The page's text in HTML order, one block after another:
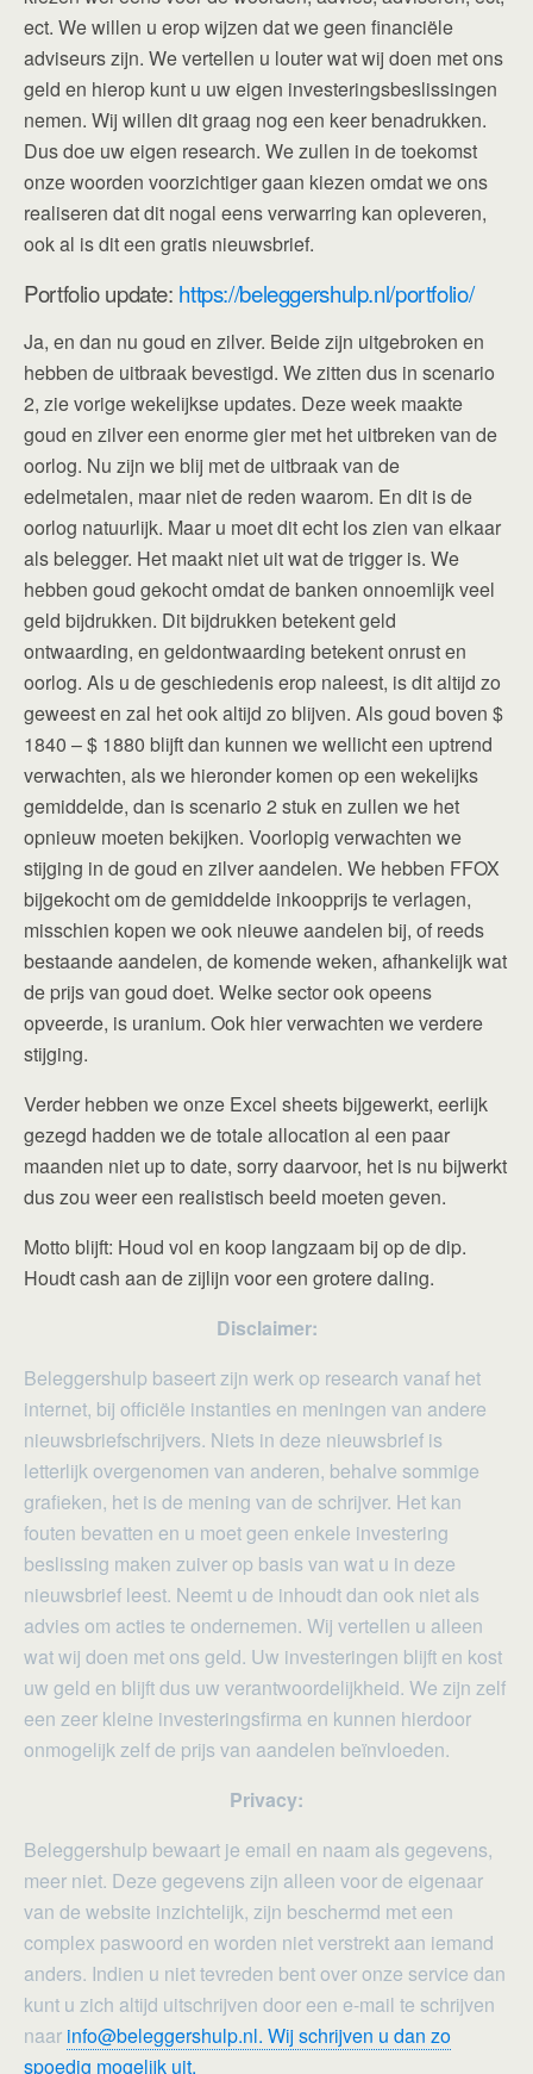
ect. We willen u erop wijzen dat we geen financiële
adviseurs zijn. We vertellen u louter wat wij doen met ons
geld en hierop kunt u uw eigen investeringsbeslissingen
nemen. Wij willen dit graag nog een keer benadrukken.
Dus doe uw eigen research. We zullen in de toekomst
onze woorden voorzichtiger gaan kiezen omdat we ons
realiseren dat dit nogal eens verwarring kan opleveren,
ook al is dit een gratis nieuwsbrief.
Portfolio update: https://beleggershulp.nl/portfolio/
Ja, en dan nu goud en zilver. Beide zijn uitgebroken en
hebben de uitbraak bevestigd. We zitten dus in scenario
2, zie vorige wekelijkse updates. Deze week maakte
goud en zilver een enorme gier met het uitbreken van de
oorlog. Nu zijn we blij met de uitbraak van de
edelmetalen, maar niet de reden waarom. En dit is de
oorlog natuurlijk. Maar u moet dit echt los zien van elkaar
als belegger. Het maakt niet uit wat de trigger is. We
hebben goud gekocht omdat de banken onnoemlijk veel
geld bijdrukken. Dit bijdrukken betekent geld
ontwaarding, en geldontwaarding betekent onrust en
oorlog. Als u de geschiedenis erop naleest, is dit altijd zo
geweest en zal het ook altijd zo blijven. Als goud boven $
1840 – $ 1880 blijft dan kunnen we wellicht een uptrend
verwachten, als we hieronder komen op een wekelijks
gemiddelde, dan is scenario 2 stuk en zullen we het
opnieuw moeten bekijken. Voorlopig verwachten we
stijging in de goud en zilver aandelen. We hebben FFOX
bijgekocht om de gemiddelde inkoopprijs te verlagen,
misschien kopen we ook nieuwe aandelen bij, of reeds
bestaande aandelen, de komende weken, afhankelijk wat
de prijs van goud doet. Welke sector ook opeens
opveerde, is uranium. Ook hier verwachten we verdere
stijging.
Verder hebben we onze Excel sheets bijgewerkt, eerlijk
gezegd hadden we de totale allocation al een paar
maanden niet up to date, sorry daarvoor, het is nu bijwerkt
dus zou weer een realistisch beeld moeten geven.
Motto blijft: Houd vol en koop langzaam bij op de dip.
Houdt cash aan de zijlijn voor een grotere daling.
Disclaimer:
Beleggershulp baseert zijn werk op research vanaf het
internet, bij officiële instanties en meningen van andere
nieuwsbriefschrijvers. Niets in deze nieuwsbrief is
letterlijk overgenomen van anderen, behalve sommige
grafieken, het is de mening van de schrijver. Het kan
fouten bevatten en u moet geen enkele investering
beslissing maken zuiver op basis van wat u in deze
nieuwsbrief leest. Neemt u de inhoudt dan ook niet als
advies om acties te ondernemen. Wij vertellen u alleen
wat wij doen met ons geld. Uw investeringen blijft en kost
uw geld en blijft dus uw verantwoordelijkheid. We zijn zelf
een zeer kleine investeringsfirma en kunnen hierdoor
onmogelijk zelf de prijs van aandelen beïnvloeden.
Privacy:
Beleggershulp bewaart je email en naam als gegevens,
meer niet. Deze gegevens zijn alleen voor de eigenaar
van de website inzichtelijk, zijn beschermd met een
complex paswoord en worden niet verstrekt aan iemand
anders. Indien u niet tevreden bent over onze service dan
kunt u zich altijd uitschrijven door een e-mail te schrijven
naar info@beleggershulp.nl. Wij schrijven u dan zo
spoedig mogelijk uit.